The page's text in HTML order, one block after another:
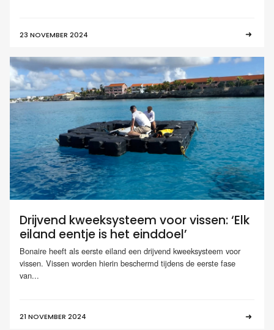
23 NOVEMBER 2024
Drijvend kweeksysteem voor vissen: ‘Elk
eiland eentje is het einddoel’
Bonaire heeft als eerste eiland een drijvend kweeksysteem voor
vissen. Vissen worden hierin beschermd tijdens de eerste fase
van...
21 NOVEMBER 2024